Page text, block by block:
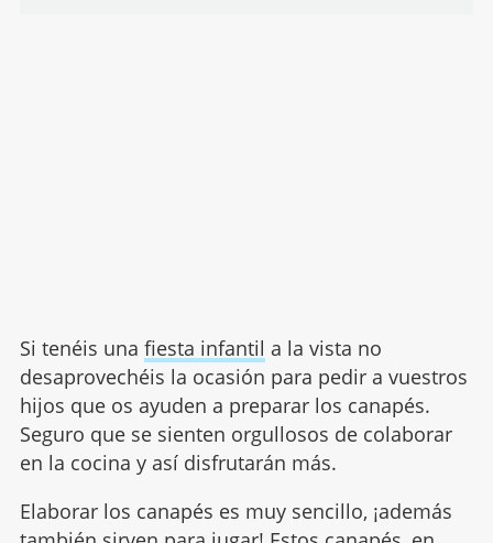
Si tenéis una fiesta infantil a la vista no
desaprovechéis la ocasión para pedir a vuestros
hijos que os ayuden a preparar los canapés.
Seguro que se sienten orgullosos de colaborar
en la cocina y así disfrutarán más.
Elaborar los canapés es muy sencillo, ¡además